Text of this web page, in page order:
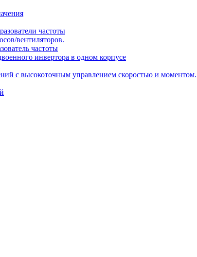
частоты
вентиляторов.
частоты
инвертора в одном корпусе
с высокоточным управлением скоростью и моментом.